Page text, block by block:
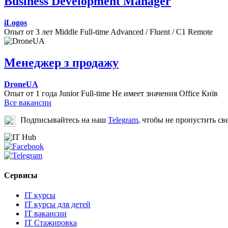
iLogos
Опыт от 3 лет Middle Full-time Advanced / Fluent / C1 Remote
Менеджер з продажу
DroneUA
Опыт от 1 года Junior Full-time Не имеет значения Office Київ
Все вакансии
Подписывайтесь на наш Telegram, чтобы не пропустить
Сервисы
IT курсы
IT курсы для детей
IT вакансии
IT Стажировка